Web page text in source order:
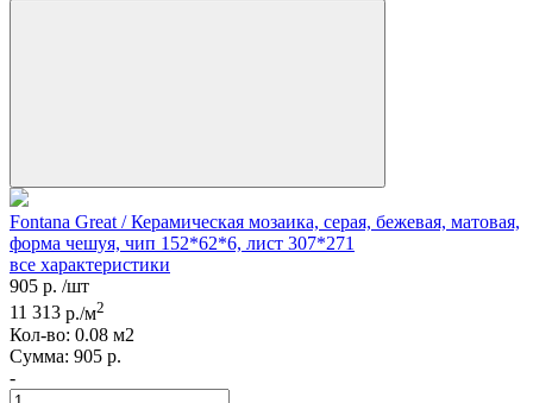
Fontana Great / Керамическая мозаика, серая, бежевая, матовая,
форма чешуя, чип 152*62*6, лист 307*271
все характеристики
905 р. /шт
11 313 р./м2
Кол-вo: 0.08 м2
Сумма: 905 р.
-